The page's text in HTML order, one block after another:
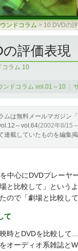
ンドコラム > 10.DVDの
の評価表現
コラム 10
ンドコラム vol.01～10
ムは無料メールマガジン
～vol.64(2002年8/15
連載していたものを編集掲
中心にDVDプレーヤ
と比較して」という
ので「劇場と比較し
て
映時とDVDを比較して
オーディオ系雑誌と